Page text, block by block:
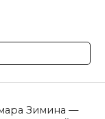
Зимина —